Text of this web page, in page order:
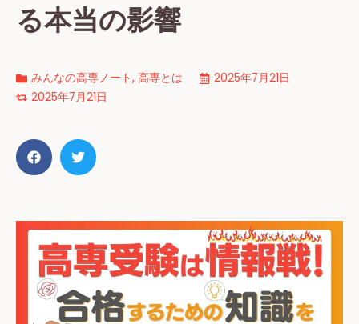
る本当の影響
みんなの高専ノート, 高専とは
2025年7月21日
2025年7月21日